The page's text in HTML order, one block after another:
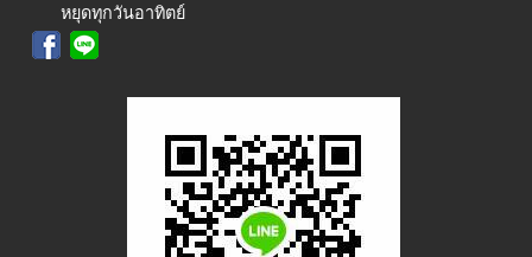
หยุดทุกวันอาทิตย์